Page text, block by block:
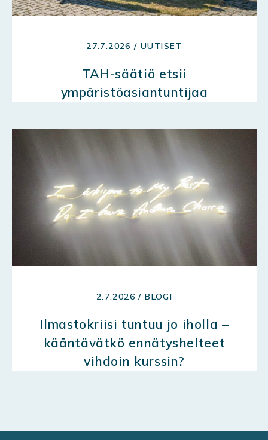
27.7.2026 / UUTISET
TAH-säätiö etsii
ympäristöasiantuntijaa
2.7.2026 / BLOGI
Ilmastokriisi tuntuu jo iholla –
kääntävätkö ennätyshelteet
vihdoin kurssin?